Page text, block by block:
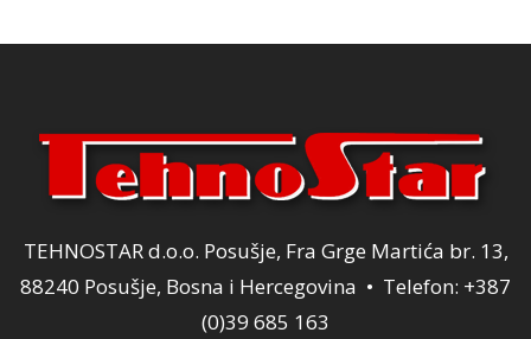
TEHNOSTAR d.o.o. Posušje, Fra Grge Martića br. 13,
88240 Posušje, Bosna i Hercegovina • Telefon: +387
(0)39 685 163